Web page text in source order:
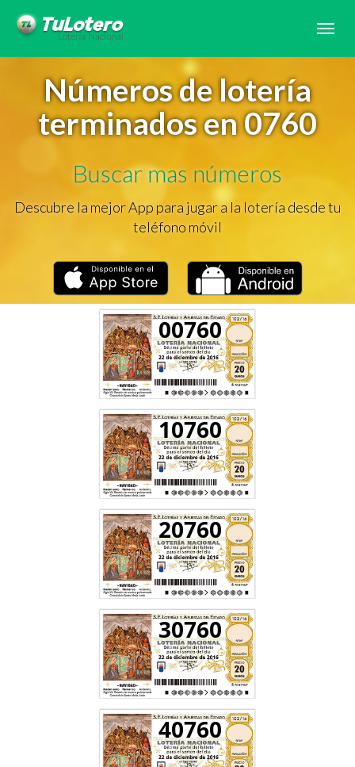
Números de lotería
terminados en 0760
Buscar mas números
Descubre la mejor App para jugar a la lotería desde tu
teléfono móvil
00760
10760
20760
30760
40760